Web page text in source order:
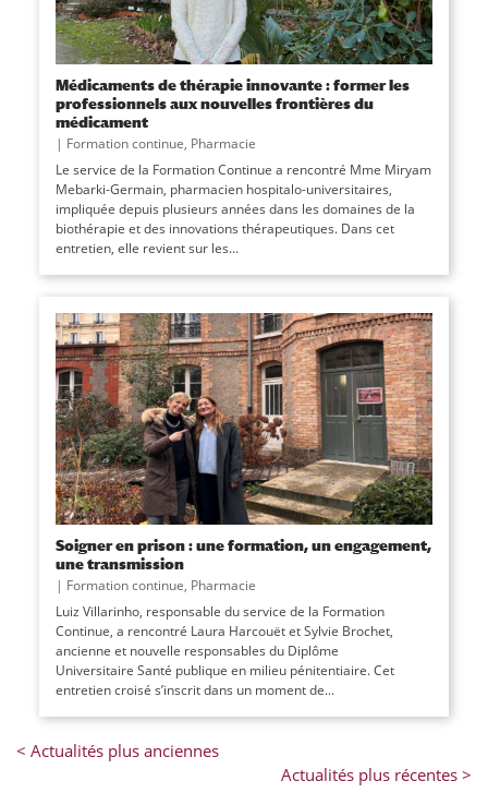
Médicaments de thérapie innovante : former les
professionnels aux nouvelles frontières du
médicament
| Formation continue, Pharmacie
Le service de la Formation Continue a rencontré Mme Miryam
Mebarki-Germain, pharmacien hospitalo-universitaires,
impliquée depuis plusieurs années dans les domaines de la
biothérapie et des innovations thérapeutiques. Dans cet
entretien, elle revient sur les...
Soigner en prison : une formation, un engagement,
une transmission
| Formation continue, Pharmacie
Luiz Villarinho, responsable du service de la Formation
Continue, a rencontré Laura Harcouët et Sylvie Brochet,
ancienne et nouvelle responsables du Diplôme
Universitaire Santé publique en milieu pénitentiaire. Cet
entretien croisé s’inscrit dans un moment de...